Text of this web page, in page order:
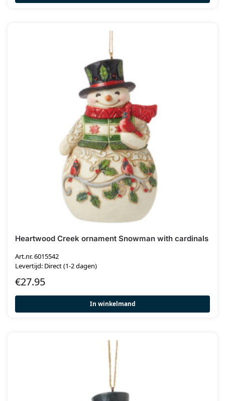
Heartwood Creek ornament Snowman with cardinals
Art.nr. 6015542
Levertijd: Direct (1-2 dagen)
€27.95
In winkelmand